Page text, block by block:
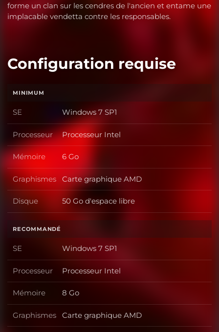
forme un clan sur les cendres de l'ancien et entame une
implacable vendetta contre les responsables.
Configuration requise
MINIMUM
SE SE
Windows 7 SP1
Processeur Processeur
Processeur Intel
Mémoire Mémoire
6 Go
Graphismes Graphismes
Carte graphique AMD
Disque Disque
50 Go d'espace libre
RECOMMANDÉ
SE SE
Windows 7 SP1
Processeur Processeur
Processeur Intel
Mémoire Mémoire
8 Go
Graphismes Graphismes
Carte graphique AMD